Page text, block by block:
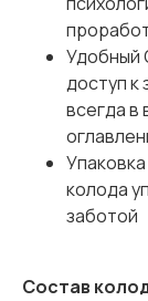
Удобный
доступ к
всегда в
колода
заботой
Состав